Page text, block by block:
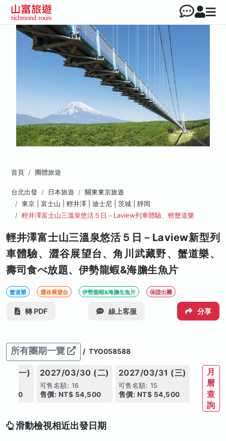
首頁 團體旅遊
台北出發 日本旅遊
關東東京旅遊
東京 | 富士山 | 輕井澤 | 迪士尼 | 茨城 | 靜岡
輕井澤富士山三溫泉悠活５日－Laview列車體驗、螃蟹道樂
輕井澤富士山三溫泉悠活５日－Laview新型列
車體驗、澀谷展望台、角川武藏野、蟹道樂、
壽司食べ放題、伊勢龍蝦&海膽生魚片
蟹道樂 澀谷展望台 伊勢龍蝦&海膽生魚片 保證出團
轉 PDF 線上客服 分享
所有團期一覽 / TYO058588
(一) 2027/03/30 (二)
可售名額: 16
售價: NT$ 54,500
2027/03/31 (三)
可售名額: 15
售價: NT$ 54,500
月
曆
查
詢
滑動檢視相近出發日期